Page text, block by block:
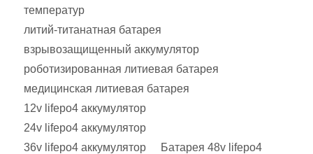
температур
литий-титанатная батарея
взрывозащищенный аккумулятор
роботизированная литиевая батарея
медицинская литиевая батарея
12v lifepo4 аккумулятор
24v lifepo4 аккумулятор
36v lifepo4 аккумулятор
Батарея 48v lifepo4